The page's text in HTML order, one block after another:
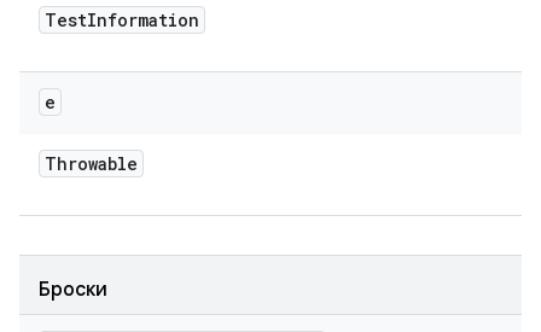
TestInformation
e
Throwable
Броски